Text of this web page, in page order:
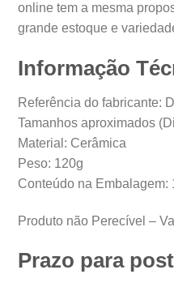
online tem a mesma
grande estoque e
Informação
Referência do fabricante:
Tamanhos aproximados
Material: Cerâmica
Peso: 120g
Conteúdo na
Produto não Perecível –
Prazo para